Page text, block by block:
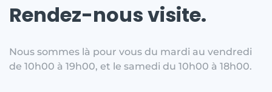
Rendez-nous visite.
Nous sommes là pour vous du mardi au vendredi
de 10h00 à 19h00, et le samedi du 10h00 à 18h00.